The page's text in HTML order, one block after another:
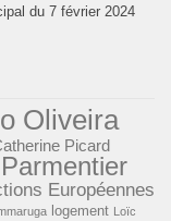
du 7 février 2024
Oliveira
Picard
Européennes
logement Loïc